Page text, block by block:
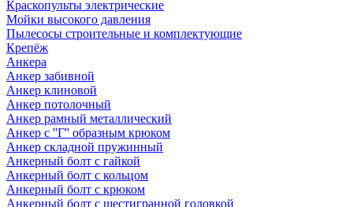
Краскопульты электрические
Мойки высокого давления
Пылесосы строительные и комплектующие
Крепёж
Анкера
Анкер забивной
Анкер клиновой
Анкер потолочный
Анкер рамный металлический
Анкер с ''Г'' образным крюком
Анкер складной пружинный
Анкерный болт с гайкой
Анкерный болт с кольцом
Анкерный болт с крюком
Анкерный болт с шестигранной головкой